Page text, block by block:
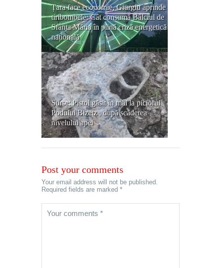
Țara face economie, Giurgiu aprinde
tiribombele: Cât consumă Bâlciul de
Sfânta Măria în plină criză energetică
națională
Surse: Pistol găsit în mâl la piciorul
Podului Bizetz , după scăderea
nivelului apei
Post your comments
Your email address will not be published.
Required fields are marked *